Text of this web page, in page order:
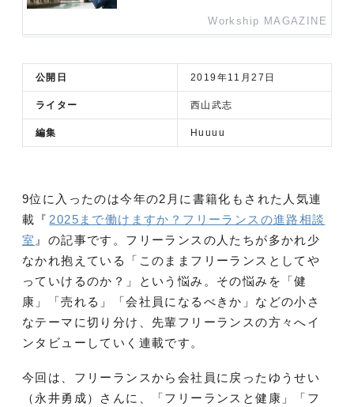
Workship MAGAZINE
公開日 2019年11月27日
ライター 西山武志
編集 Huuuu
9位に入ったのは今年の2月に書籍化もされた人気連
載『 2025まで働けますか？フリーランスの進路相談
室 』の記事です。フリーランスの人たちが多かれ少
なかれ抱えている「このままフリーランスとしてや
っていけるのか？」という悩み。その悩みを「健
康」「売れる」「会社員になるべきか」などの小さ
なテーマに切り分け、先輩フリーランスの方々へイ
ンタビューしていく連載です。
今回は、フリーランスから会社員に戻ったゆうせい
（永井勇成）さんに、「フリーランスと健康」「フ